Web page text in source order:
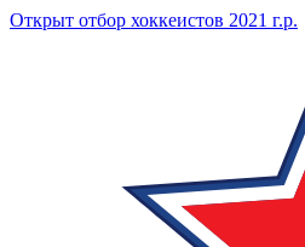
Открыт отбор хоккеистов 2021 г.р.